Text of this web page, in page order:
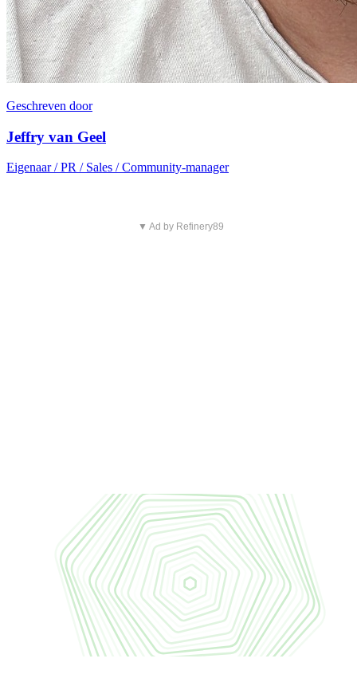
Geschreven door
Jeffry van Geel
Eigenaar / PR / Sales / Community-manager
▼ Ad by Refinery89